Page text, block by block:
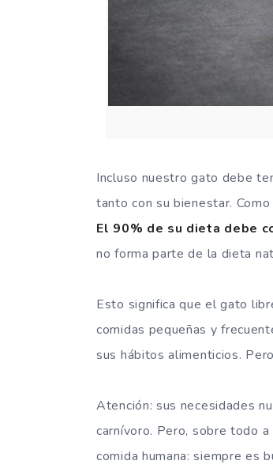
Incluso nuestro gato debe
tanto con su bienestar.
El 90% de su dieta debe
no forma parte de la dieta
Esto significa que el gato
comidas pequeñas y
sus hábitos alimenticios.
Atención: sus necesidades
carnívoro. Pero, sobre todo
comida humana: siempre es